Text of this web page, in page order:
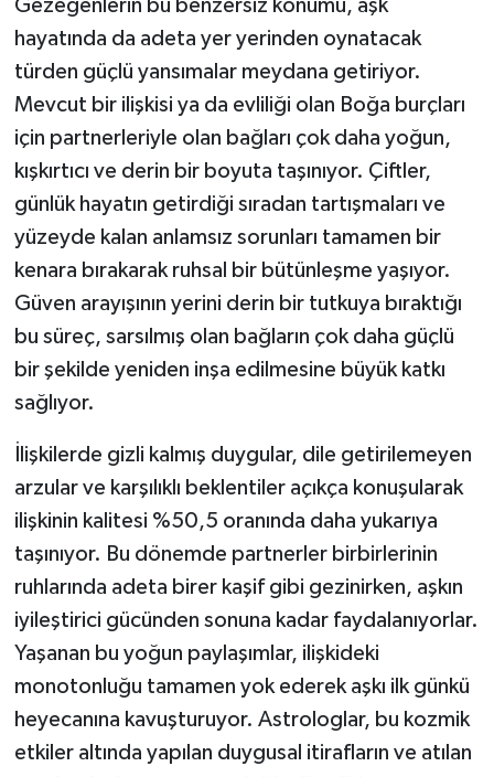
Gezegenlerin bu benzersiz konumu, aşk
hayatında da adeta yer yerinden oynatacak
türden güçlü yansımalar meydana getiriyor.
Mevcut bir ilişkisi ya da evliliği olan Boğa burçları
için partnerleriyle olan bağları çok daha yoğun,
kışkırtıcı ve derin bir boyuta taşınıyor. Çiftler,
günlük hayatın getirdiği sıradan tartışmaları ve
yüzeyde kalan anlamsız sorunları tamamen bir
kenara bırakarak ruhsal bir bütünleşme yaşıyor.
Güven arayışının yerini derin bir tutkuya bıraktığı
bu süreç, sarsılmış olan bağların çok daha güçlü
bir şekilde yeniden inşa edilmesine büyük katkı
sağlıyor.
İlişkilerde gizli kalmış duygular, dile getirilemeyen
arzular ve karşılıklı beklentiler açıkça konuşularak
ilişkinin kalitesi %50,5 oranında daha yukarıya
taşınıyor. Bu dönemde partnerler birbirlerinin
ruhlarında adeta birer kaşif gibi gezinirken, aşkın
iyileştirici gücünden sonuna kadar faydalanıyorlar.
Yaşanan bu yoğun paylaşımlar, ilişkideki
monotonluğu tamamen yok ederek aşkı ilk günkü
heyecanına kavuşturuyor. Astrologlar, bu kozmik
etkiler altında yapılan duygusal itirafların ve atılan